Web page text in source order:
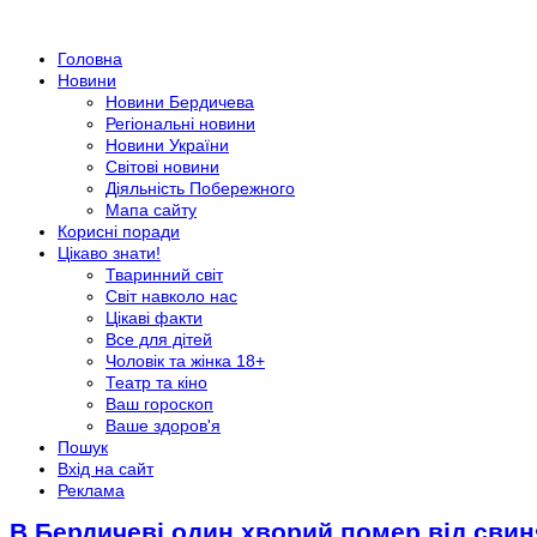
Головна
Новини
Новини Бердичева
Регіональні новини
Новини України
Світові новини
Діяльність Побережного
Мапа сайту
Корисні поради
Цікаво знати!
Тваринний світ
Світ навколо нас
Цікаві факти
Все для дітей
Чоловік та жінка 18+
Театр та кіно
Ваш гороскоп
Ваше здоров'я
Пошук
Вхід на сайт
Реклама